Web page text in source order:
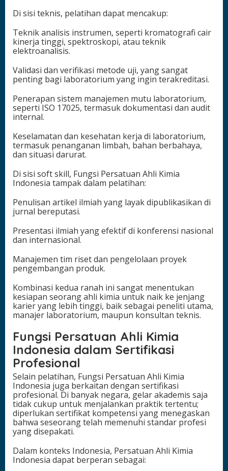
Di sisi teknis, pelatihan dapat mencakup:
Teknik analisis instrumen, seperti kromatografi cair
kinerja tinggi, spektroskopi, atau teknik
elektroanalisis.
Validasi dan verifikasi metode uji, yang sangat
penting bagi laboratorium yang ingin terakreditasi.
Penerapan sistem manajemen mutu laboratorium,
seperti ISO 17025, termasuk dokumentasi dan audit
internal.
Keselamatan dan kesehatan kerja di laboratorium,
termasuk penanganan limbah, bahan berbahaya,
dan situasi darurat.
Di sisi soft skill, Fungsi Persatuan Ahli Kimia
Indonesia tampak dalam pelatihan:
Penulisan artikel ilmiah yang layak dipublikasikan di
jurnal bereputasi.
Presentasi ilmiah yang efektif di konferensi nasional
dan internasional.
Manajemen tim riset dan pengelolaan proyek
pengembangan produk.
Kombinasi kedua ranah ini sangat menentukan
kesiapan seorang ahli kimia untuk naik ke jenjang
karier yang lebih tinggi, baik sebagai peneliti utama,
manajer laboratorium, maupun konsultan teknis.
Fungsi Persatuan Ahli Kimia
Indonesia dalam Sertifikasi
Profesional
Selain pelatihan, Fungsi Persatuan Ahli Kimia
Indonesia juga berkaitan dengan sertifikasi
profesional. Di banyak negara, gelar akademis saja
tidak cukup untuk menjalankan praktik tertentu;
diperlukan sertifikat kompetensi yang menegaskan
bahwa seseorang telah memenuhi standar profesi
yang disepakati.
Dalam konteks Indonesia, Persatuan Ahli Kimia
Indonesia dapat berperan sebagai: